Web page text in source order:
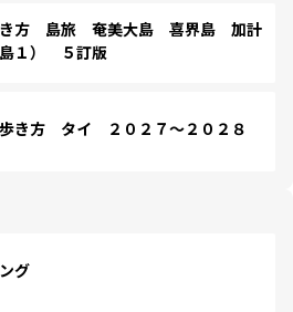
き方 島旅 奄美大島 喜界島 加計
１） ５訂版
き方 タイ ２０２７～２０２８
グ